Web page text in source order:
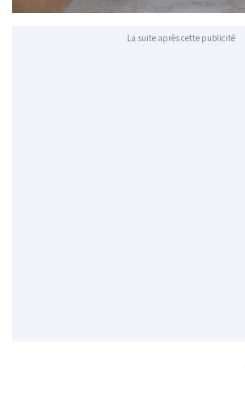
La suite après cette publicité